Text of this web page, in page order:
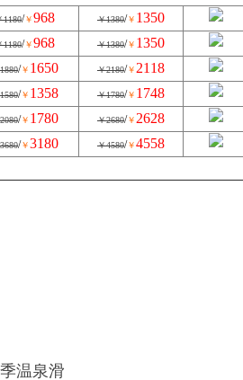
1180/￥968 ￥1380/￥ 1350
1180/￥968 ￥1380/￥ 1350
/￥ 1650 ￥2180/￥ 2118
/￥ 1358 ￥1780/￥ 1748
/￥ 1780 ￥2680/￥ 2628
/￥3180 ￥4580/￥4558
温泉滑